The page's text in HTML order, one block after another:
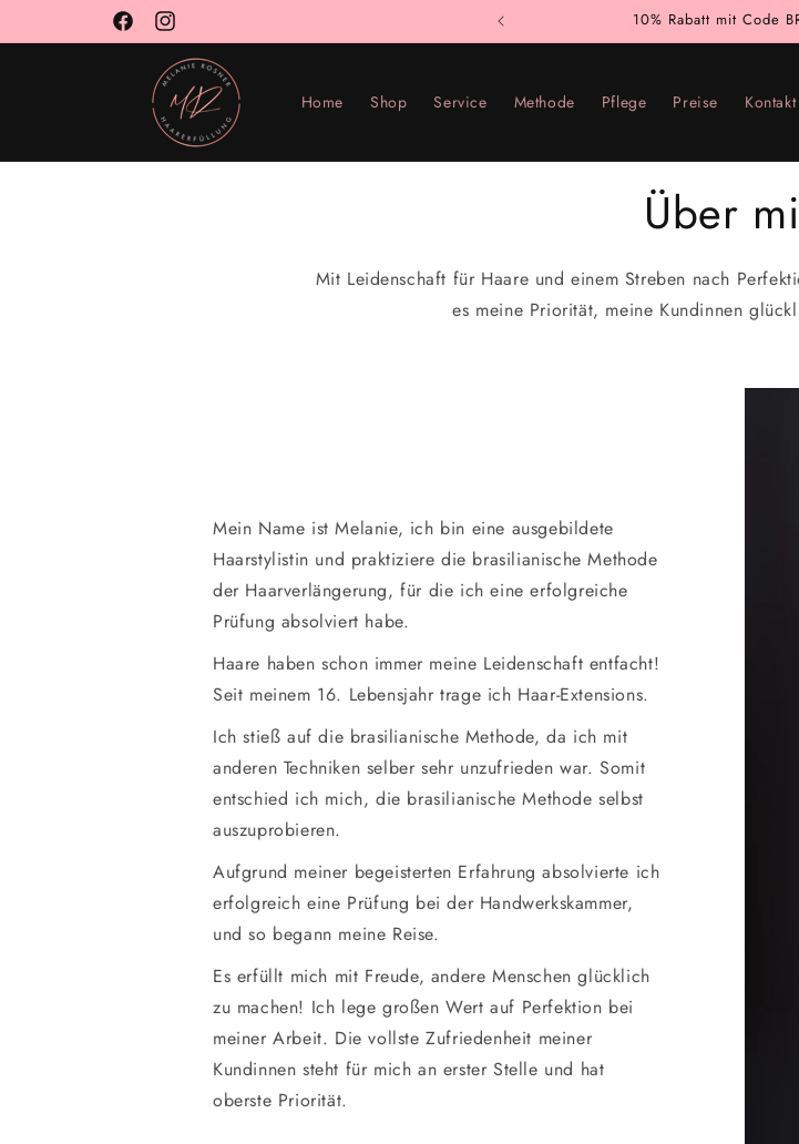
Inhalt
FacebookInstagram
GRATIS Haarbürste für
Home Shop Service Methode Pflege Preise Kontakt
Über
Mit Leidenschaft für Haare und einem Streben nach
es meine Priorität, meine Kundinnen
Mein Name ist Melanie, ich bin eine ausgebildete
Haarstylistin und praktiziere die brasilianische Methode
der Haarverlängerung, für die ich eine erfolgreiche
Prüfung absolviert habe.
Haare haben schon immer meine Leidenschaft entfacht!
Seit meinem 16. Lebensjahr trage ich Haar-Extensions.
Ich stieß auf die brasilianische Methode, da ich mit
anderen Techniken selber sehr unzufrieden war. Somit
entschied ich mich, die brasilianische Methode selbst
auszuprobieren.
Aufgrund meiner begeisterten Erfahrung absolvierte ich
erfolgreich eine Prüfung bei der Handwerkskammer,
und so begann meine Reise.
Es erfüllt mich mit Freude, andere Menschen glücklich
zu machen! Ich lege großen Wert auf Perfektion bei
meiner Arbeit. Die vollste Zufriedenheit meiner
Kundinnen steht für mich an erster Stelle und hat
oberste Priorität.